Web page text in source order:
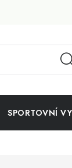
SPORTOVNÍ